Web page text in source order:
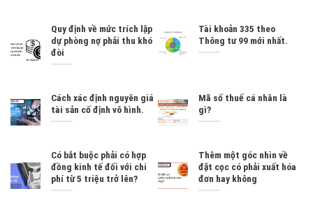
Quy định về mức trích lập
dự phòng nợ phải thu khó
đòi
Tài khoản 335 theo
Thông tư 99 mới nhất.
Cách xác định nguyên giá
tài sản cố định vô hình.
Mã số thuế cá nhân là
gì?
Có bắt buộc phải có hợp
đồng kinh tế đối với chi
phí từ 5 triệu trở lên?
Thêm một góc nhìn về
đặt cọc có phải xuất hóa
đơn hay không